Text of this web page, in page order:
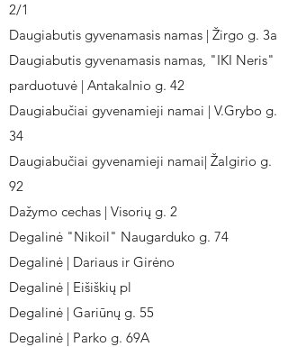
2/1
Daugiabutis gyvenamasis namas | Žirgo g. 3a
Daugiabutis gyvenamasis namas, "IKI Neris"
parduotuvė | Antakalnio g. 42
Daugiabučiai gyvenamieji namai | V.Grybo g.
34
Daugiabučiai gyvenamieji namai| Žalgirio g.
92
Dažymo cechas | Visorių g. 2
Degalinė "Nikoil" Naugarduko g. 74
Degalinė | Dariaus ir Girėno
Degalinė | Eišiškių pl
Degalinė | Gariūnų g. 55
Degalinė | Parko g. 69A